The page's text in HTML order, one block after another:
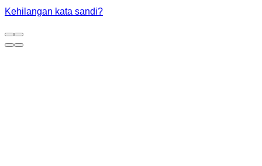
Kehilangan kata sandi?